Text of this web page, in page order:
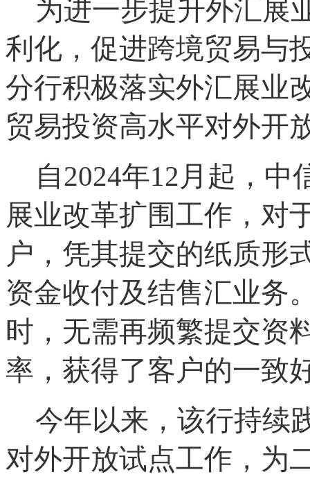
为进一步提升外汇展
利化，促进跨境贸易与
分行积极落实外汇展业
贸易投资高水平对外开
自2024年12月起，中
展业改革扩围工作，对
户，凭其提交的纸质形
资金收付及结售汇业务
时，无需再频繁提交资
率，获得了客户的一致
今年以来，该行持续
对外开放试点工作，为